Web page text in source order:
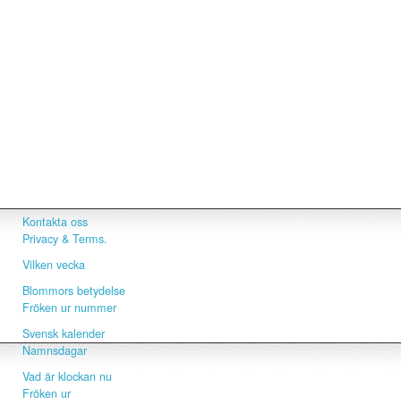
Kontakta oss
Privacy & Terms.
Vilken vecka
Blommors betydelse
Fröken ur nummer
Svensk kalender
Namnsdagar
Vad är klockan nu
Fröken ur